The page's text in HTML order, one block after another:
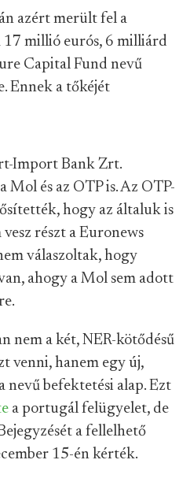
azért merült fel a
17 millió eurós, 6 milliárd
Capital Fund nevű
Ennek a tőkéjét
Import Bank Zrt.
Mol és az OTP is. Az OTP-
hogy az általuk is
részt a Euronews
válaszoltak, hogy
ahogy a Mol sem adott
nem a két, NER-kötődésű
venni, hanem egy új,
befektetési alap. Ezt
a portugál felügyelet, de
a fellelhető
15-én kérték.